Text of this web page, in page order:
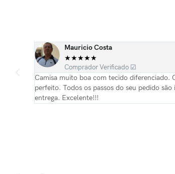
Mauricio Costa
★★★★★
Comprador Verificado ☑
Camisa muito boa com tecido diferenciado.
perfeito. Todos os passos do seu pedido
entrega. Excelente!!!